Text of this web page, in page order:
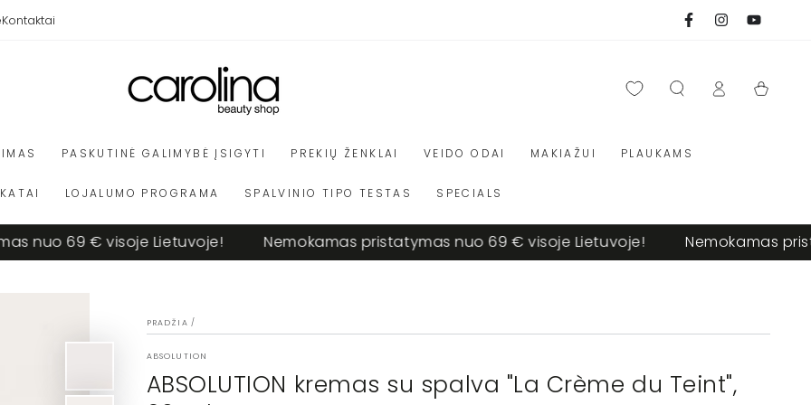
Kontaktai
FacebookInstagram
Youtube
PASKUTINĖ GALIMYBĖ ĮSIGYTI PREKIŲ ŽENKLAI VEIDO ODAI MAKIAŽUI PLAUKAMS
LOJALUMO PROGRAMA SPALVINIO TIPO TESTAS SPECIALS
PrisijungtiKrepšelis
69 € visoje Lietuvoje! Nemokamas pristatymas nuo 69 € visoje Lietuvoje! Nemokamas
PRADŽIA /
ABSOLUTION
ABSOLUTION kremas su spalva "La Crème du Teint",